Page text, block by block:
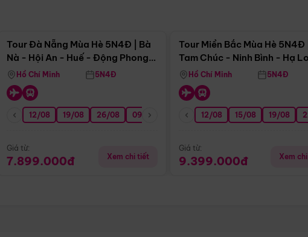
06/09 13/09 20/09 27/09
Tour Đà Nẵng Mùa Hè 5N4Đ | Bà
Nà - Hội An - Huế - Động Phong
NhaHồ Chí Minh 5N4Đ
12/08 19/08 26/08 09/09 16/09 23/09 30/09 07/10
Giá từ:
7.899.000đ Xem chi tiết
Tour Miền Bắc Mùa Hè 5N4Đ |
Tam Chúc - Ninh Bình - Hạ
Hồ Chí Minh 5N4Đ
12/08 15/08 19/08
Giá từ:
9.399.000đ Xem